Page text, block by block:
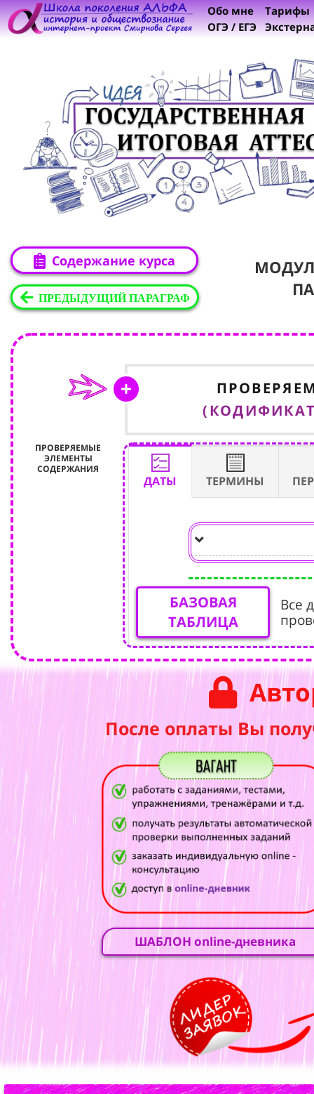
Обо мне
ОГЭ / ЕГЭ
Тарифы
Содержание курса
ПРЕДЫДУЩИЙ ПАРАГРАФ
ПРОВЕРЯЕМЫЕ
ЭЛЕМЕНТЫ
СОДЕРЖАНИЯ
ДАТЫ ТЕРМИНЫ
БАЗОВАЯ
ТАБЛИЦА
Все
После оплаты Вы
ШАБЛОН online-дневника